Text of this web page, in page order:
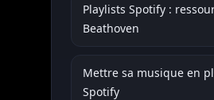
Playlists Spotify :
Beathoven
Mettre sa musique en
Spotify